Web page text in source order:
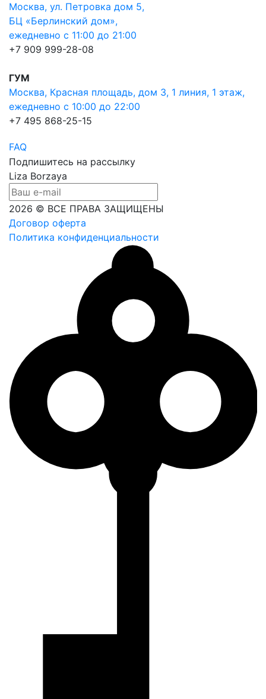
Москва, ул. Петровка дом 5,
БЦ «Берлинский дом»,
ежедневно с 11:00 до 21:00
+7 909 999-28-08
ГУМ
Москва, Красная площадь, дом 3, 1 линия, 1 этаж,
ежедневно с 10:00 до 22:00
+7 495 868-25-15
FAQ
Подпишитесь на рассылку
Liza Borzaya
2026 © ВСЕ ПРАВА ЗАЩИЩЕНЫ
Договор оферта
Политика конфиденциальности